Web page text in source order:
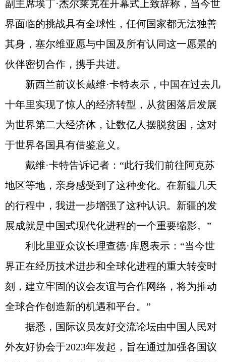
副主席埃丁·杰尔莱克在开幕式上致辞称，当今世
界面临的挑战具有全球性，任何国家都无法独善
其身，塞尔维亚愿与中国及所有认同这一愿景的
伙伴密切合作，携手共进。
新西兰前议长戴维·卡特表示，中国在过去几
十年里实现了惊人的经济转型，从贫困落后发展
为世界第二大经济体，让数亿人摆脱贫困，这对
于世界各国具有借鉴意义。
戴维·卡特告诉记者：“此行我们前往阿克苏
地区等地，亲身感受到了这种变化。在新疆几天
的行程中，我进一步增强了这种认识。新疆的发
展成就是中国式现代化进程的一个重要缩影。”
利比里亚众议长理查德·库恩表示：“当今世
界正在经历技术进步和全球化进程的重大转变时
刻，建立牢固的议会友谊与合作网络，将为推动
全球合作创造新的机遇和平台。”
据悉，国际议员友好交流论坛由中国人民对
外友好协会于2023年发起，旨在通过加强各国议